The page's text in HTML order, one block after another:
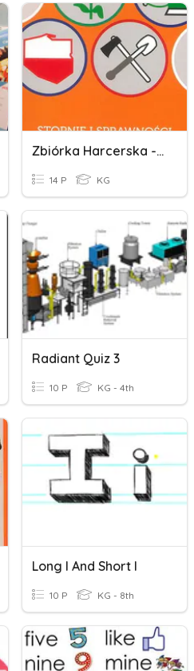
Zbiórka Harcerska - Stopnie
14 P KG
Radiant Quiz 3
10 P KG - 4th
Long I And Short I
10 P KG - 8th